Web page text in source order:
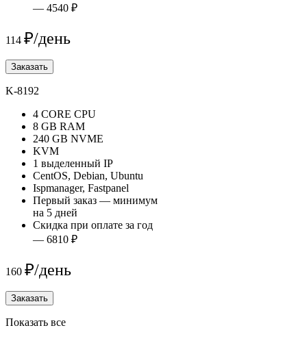
— 4540 ₽
114 ₽/день
Заказать
K-8192
4 CORE CPU
8 GB RAM
240 GB NVME
KVM
1 выделенный IP
CentOS, Debian, Ubuntu
Ispmanager, Fastpanel
Первый заказ — минимум
на 5 дней
Скидка при оплате за год
— 6810 ₽
160 ₽/день
Заказать
Показать все